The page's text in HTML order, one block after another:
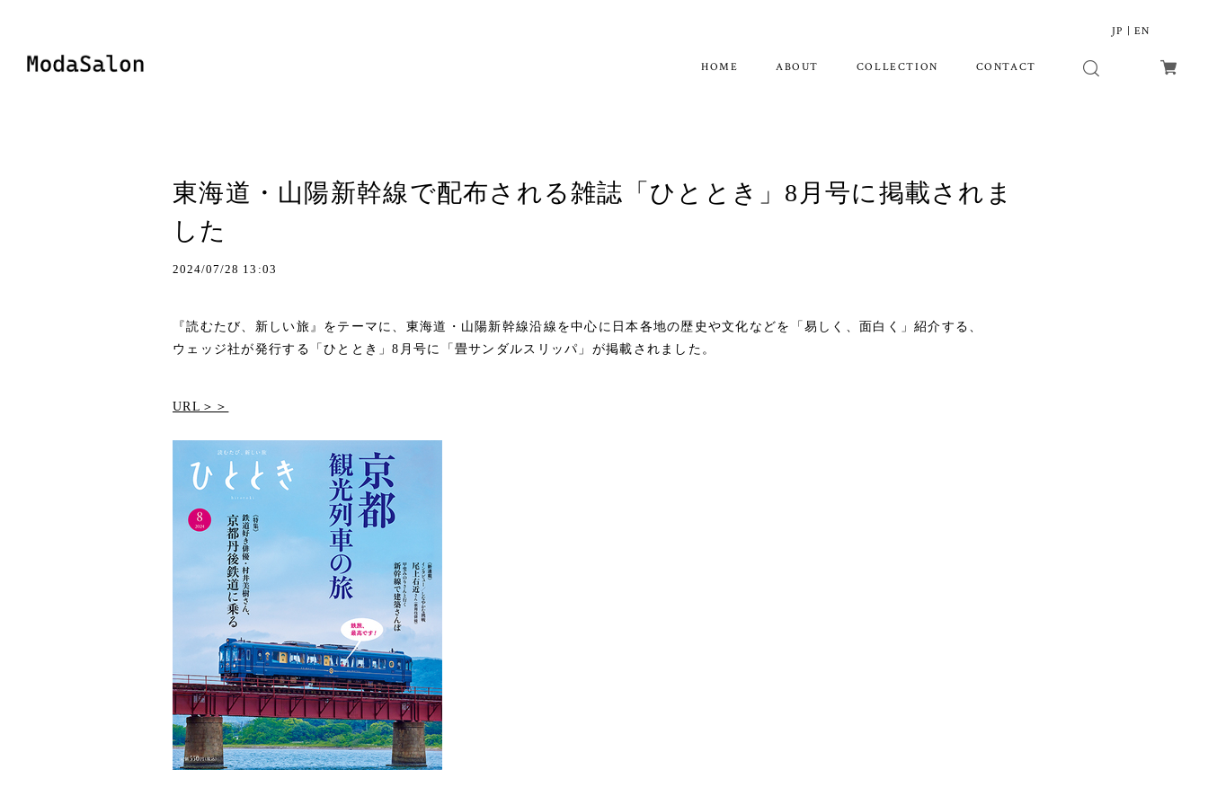
JP EN
ABOUT COLLECTION CONTACT
東海道・山陽新幹線で配布される雑誌「ひととき」8月号に掲載されま
した
2024/07/28 13:03
『読むたび、新しい旅』をテーマに、東海道・山陽新幹線沿線を中心に日本各地の歴史や文化などを「易しく、面白く」紹介する、
ウェッジ社が発行する「ひととき」8月号に「畳サンダルスリッパ」が掲載されました。
URL＞＞